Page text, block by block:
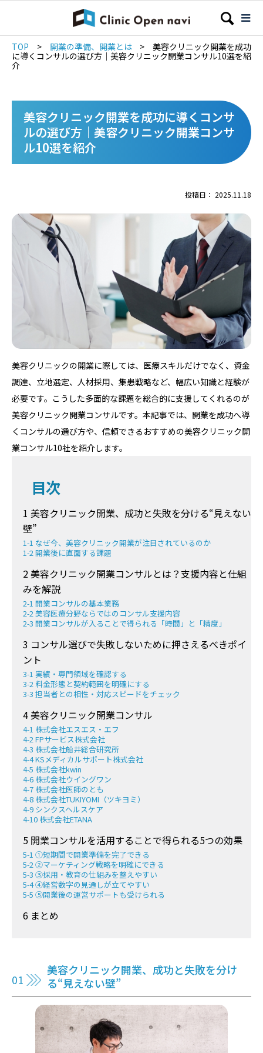
TOP > 開業の準備、開業とは >
美容クリニック開業を成功
に導くコンサルの選び方｜美容クリニック開業コンサル10選を紹
介
美容クリニック開業を成功に導くコンサ
ルの選び方｜美容クリニック開業コンサ
ル10選を紹介
投稿日： 2025.11.18
美容クリニックの開業に際しては、医療スキルだけでなく、資金
調達、立地選定、人材採用、集患戦略など、幅広い知識と経験が
必要です。こうした多面的な課題を総合的に支援してくれるのが
美容クリニック開業コンサルです。本記事では、開業を成功へ導
くコンサルの選び方や、信頼できるおすすめの美容クリニック開
業コンサル10社を紹介します。
目次
1 美容クリニック開業、成功と失敗を分ける“見えない
壁”
1-1 なぜ今、美容クリニック開業が注目されているのか
1-2 開業後に直面する課題
2 美容クリニック開業コンサルとは？支援内容と仕組
みを解説
2-1 開業コンサルの基本業務
2-2 美容医療分野ならではのコンサル支援内容
2-3 開業コンサルが入ることで得られる「時間」と「精度」
3 コンサル選びで失敗しないために押さえるべきポイ
ント
3-1 実績・専門領域を確認する
3-2 料金形態と契約範囲を明確にする
3-3 担当者との相性・対応スピードをチェック
4 美容クリニック開業コンサル
4-1 株式会社エスエス・エフ
4-2 FPサービス株式会社
4-3 株式会社船井総合研究所
4-4 KSメディカルサポート株式会社
4-5 株式会社kwin
4-6 株式会社ウイングワン
4-7 株式会社医師のとも
4-8 株式会社TUKIYOMI（ツキヨミ）
4-9 シンクスヘルスケア
4-10 株式会社ETANA
5 開業コンサルを活用することで得られる5つの効果
5-1 ①短期間で開業準備を完了できる
5-2 ②マーケティング戦略を明確にできる
5-3 ③採用・教育の仕組みを整えやすい
5-4 ④経営数字の見通しが立てやすい
5-5 ⑤開業後の運営サポートも受けられる
6 まとめ
美容クリニック開業、成功と失敗を分け
る“見えない壁”